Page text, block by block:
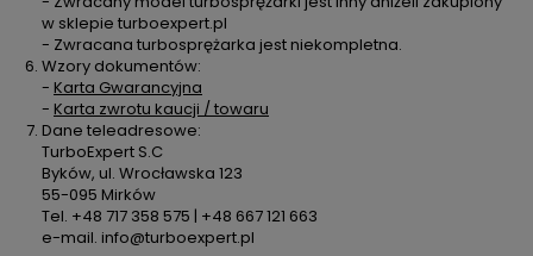
w sklepie turboexpert.pl
- Zwracana turbosprężarka jest niekompletna.
Wzory dokumentów:
- Karta Gwarancyjna
- Karta zwrotu kaucji / towaru
Dane teleadresowe:
TurboExpert S.C
Byków, ul. Wrocławska 123
55-095 Mirków
Tel. +48 717 358 575 | +48 667 121 663
e-mail. info@turboexpert.pl